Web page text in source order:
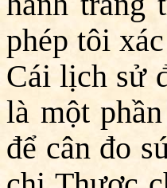
phép tôi
Cái lịch sử
là một
để cân đo